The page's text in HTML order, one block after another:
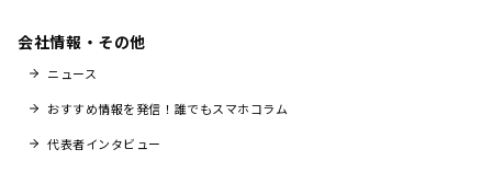
会社情報・その他
ニュース
おすすめ情報を発信！誰でもスマホコラム
代表者インタビュー